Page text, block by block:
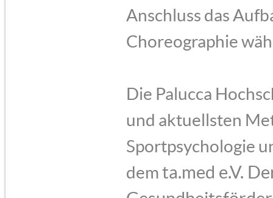
Anschluss das
Choreographie
Die Palucca
und aktuellsten
Sportpsychologie
demta.med e.V.